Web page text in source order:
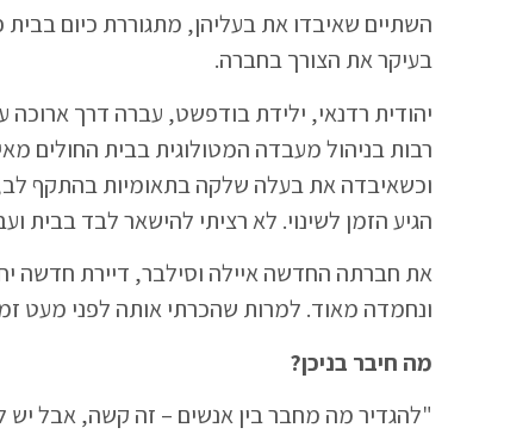
השתיים שאיבדו את בעליהן, מתגוררת כיום
בעיקר את הצורך בחברה.
יהודית רדנאי, ילידת בודפשט, עברה דרך ארוכה
רבות בניהול מעבדה המטולוגית בבית החולים
וכשאיבדה את בעלה שלקה בתאומיות בהתקף
הגיע הזמן לשינוי. לא רציתי להישאר לבד בבית
את חברתה החדשה איילה וסילבר, דיירת חדשה
ונחמדה מאוד. למרות שהכרתי אותה לפני מעט זמן
מה חיבר בניכן?
"להגדיר מה מחבר בין אנשים – זה קשה, אבל יש